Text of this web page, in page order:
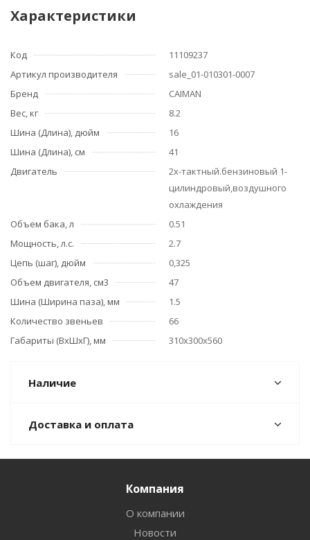
Характеристики
Код
11109237
Артикул производителя
sale_01-010301-0007
Бренд
CAIMAN
Вес, кг
8.2
Шина (Длина), дюйм
16
Шина (Длина), см
41
Двигатель
2х-тактный.бензиновый 1-
цилиндровый,воздушного
охлаждения
Объем бака, л
0.51
Мощность, л.с.
2.7
Цепь (шаг), дюйм
0,325
Объем двигателя, см3
47
Шина (Ширина паза), мм
1.5
Количество звеньев
66
Габариты (ВхШхГ), мм
310x300x560
Наличие
Доставка и оплата
Компания
О компании
Новости